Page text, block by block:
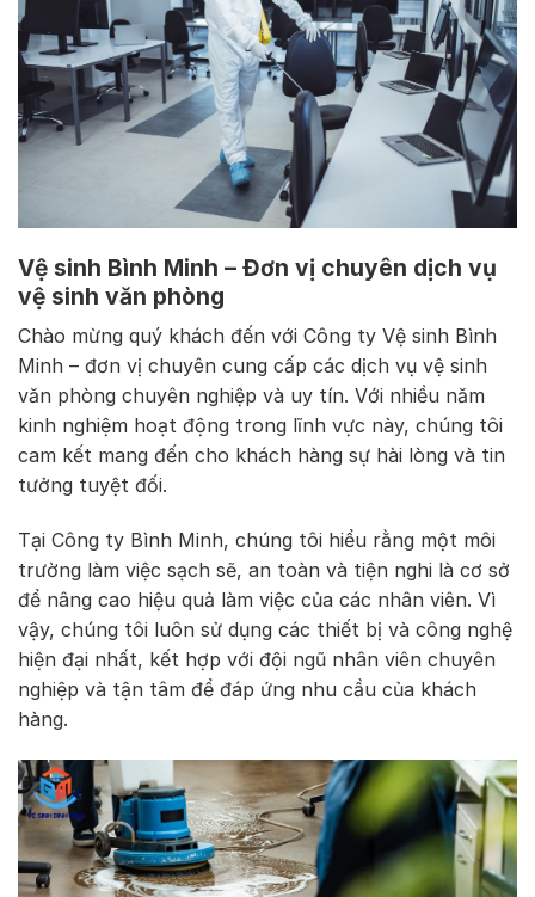
Vệ sinh Bình Minh – Đơn vị chuyên dịch vụ
vệ sinh văn phòng
Chào mừng quý khách đến với Công ty Vệ sinh Bình
Minh – đơn vị chuyên cung cấp các dịch vụ vệ sinh
văn phòng chuyên nghiệp và uy tín. Với nhiều năm
kinh nghiệm hoạt động trong lĩnh vực này, chúng tôi
cam kết mang đến cho khách hàng sự hài lòng và tin
tưởng tuyệt đối.
Tại Công ty Bình Minh, chúng tôi hiểu rằng một môi
trường làm việc sạch sẽ, an toàn và tiện nghi là cơ sở
để nâng cao hiệu quả làm việc của các nhân viên. Vì
vậy, chúng tôi luôn sử dụng các thiết bị và công nghệ
hiện đại nhất, kết hợp với đội ngũ nhân viên chuyên
nghiệp và tận tâm để đáp ứng nhu cầu của khách
hàng.